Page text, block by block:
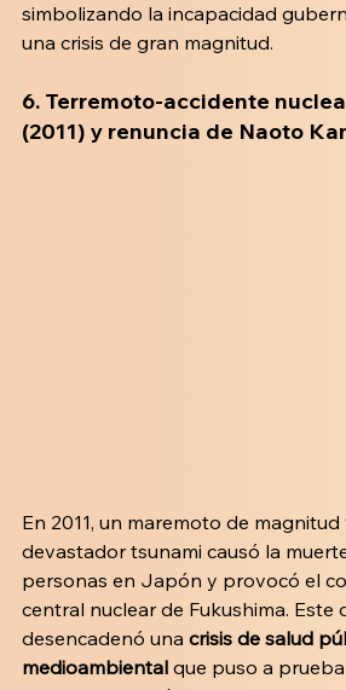
simbolizando la incapacidad
una crisis de gran magnitud.
6. Terremoto-accidente
(2011) y renuncia de Naoto
En 2011, un maremoto de
devastador tsunami causó la
personas en Japón y provocó el
central nuclear de Fukushima. Este
desencadenó una crisis de salud
medioambiental que puso a